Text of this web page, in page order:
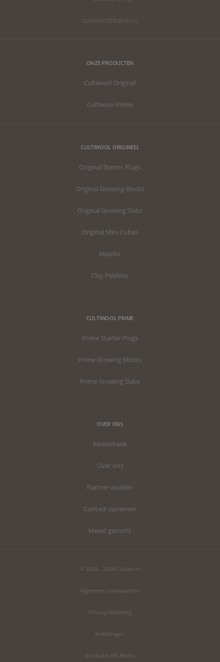
cultiwool@babik.eu
ONZE PRODUCTEN
Cultiwool Original
Cultiwool Prime
CULTIWOOL ORIGINEEL
Original Starter Plugs
Original Growing Blocks
Original Growing Slabs
Original Mini Cubes
Mapito
Clay Pebbles
CULTIWOOL PRIME
Prime Starter Plugs
Prime Growing Blocks
Prime Growing Slabs
OVER ONS
Kennisbank
Over ons
Partner worden
Contact opnemen
Meest gezocht
© 2024 - 2026 Cultiwool
Algemene voorwaarden
Privacyverklaring
Instellingen
Realisatie RB-Media